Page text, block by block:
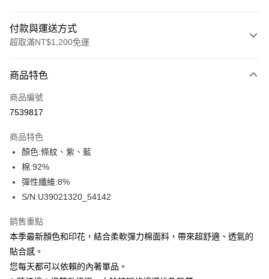
付款與運送方式
超取滿NT$1,200免運
信用卡一次付款
信用卡分期付款
合作金庫商業銀行
華南商業銀行
上海商業儲蓄銀行
國泰世華商業銀行
臺灣中小企業銀行
聯邦商業銀行
元大商業銀行
永豐商業銀行
台新國際商業銀行
台灣樂天信用卡公司
超商取貨付款
LINE Pay
悠遊付
全盈+PAY
商品特色
商品編號
7539817
商品特色
顏色:條紋、紫、藍
棉:92%
彈性纖維:8%
S/N:U39021320_54142
銷售重點
本季最新顏色和印花，結合柔軟彈力棉面料，帶來超舒適、透氣的
貼合感。
您每天都可以依賴的內著單品。